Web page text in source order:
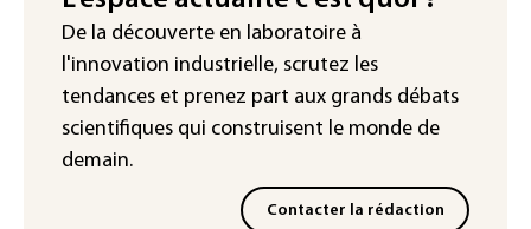
Paris : une trentaine de membres d'un
canal Telegram masculiniste convoqués
devant la justice
De la découverte en laboratoire à
l'innovation industrielle, scrutez les
tendances et prenez part aux grands débats
scientifiques qui construisent le monde de
demain.
Contacter la rédaction